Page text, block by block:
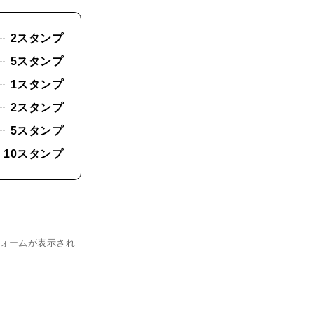
2スタンプ
5スタンプ
1スタンプ
2スタンプ
5スタンプ
10スタンプ
ームが表示され